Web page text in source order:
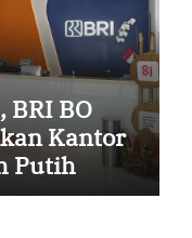
BRI BO
Kantor
Putih